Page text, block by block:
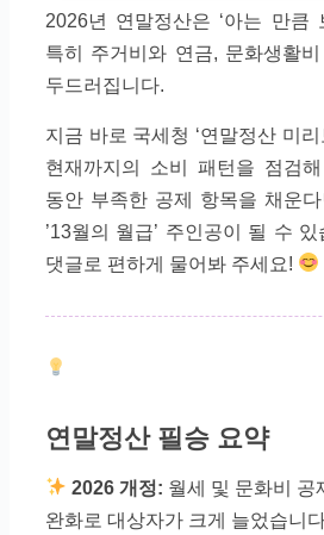
2026년 연말정산은 ‘아는 만큼
특히 주거비와 연금, 문화생활
두드러집니다.
지금 바로 국세청 ‘연말정산 미리
현재까지의 소비 패턴을 점검
동안 부족한 공제 항목을 채운
’13월의 월급’ 주인공이 될 수
댓글로 편하게 물어봐 주세요!
연말정산 필승 요약
2026 개정: 월세 및 문화비 공
완화로 대상자가 크게 늘었습니